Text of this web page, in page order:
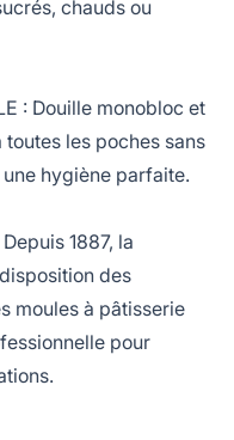
chauds ou
: Douille monobloc et
les poches sans
hygiène parfaite.
1887, la
des
moules à pâtisserie
pour